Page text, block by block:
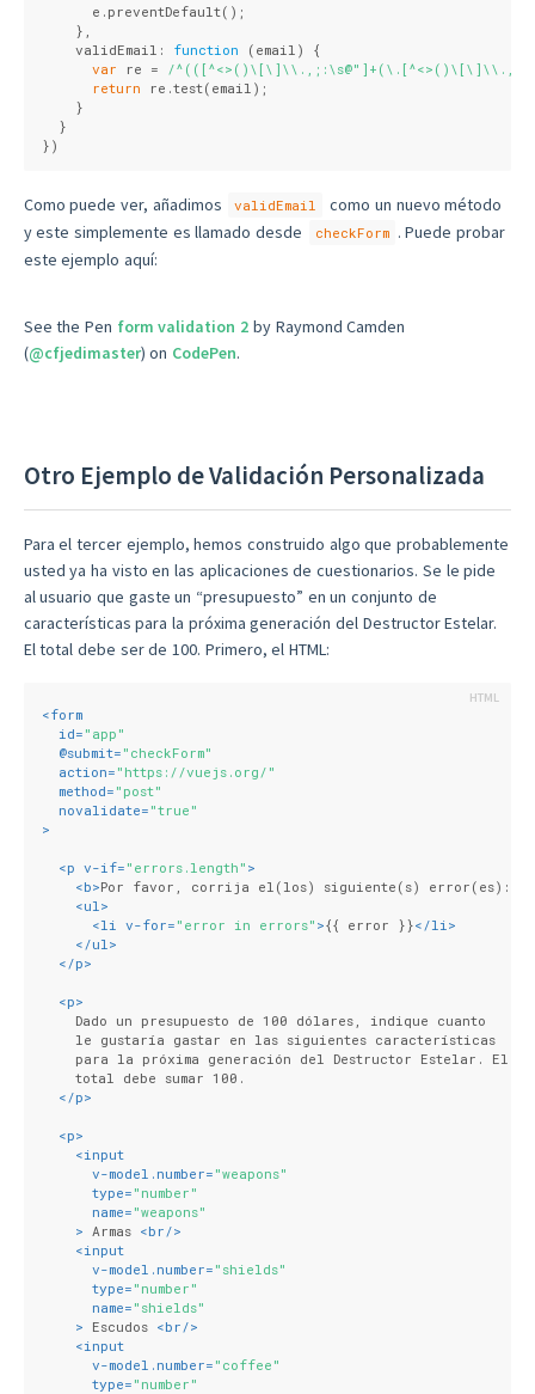
      e.preventDefault();
    },
    validEmail:
function ( email ) {
var re =
/
return re.test(email);
    }
  }
})
Como puede ver, añadimos validEmail
como un nuevo método
y este simplemente es llamado desde
checkForm . Puede probar
este ejemplo aquí:
See the Pen form validation 2 by Raymond Camden
(@cfjedimaster) on CodePen.
Otro Ejemplo de Validación Personalizada
Para el tercer ejemplo, hemos construido algo que probablemente
usted ya ha visto en las aplicaciones de cuestionarios. Se le pide
al usuario que gaste un “presupuesto” en un conjunto de
características para la próxima generación del Destructor Estelar.
El total debe ser de 100. Primero, el HTML:
<form
id= "app"
  @
submit= "checkForm"
action= "https://vuejs.org/"
method= "post"
novalidate= "true"
>
<p v-if= "errors.length" >
<b>Por favor, corrija el(los) siguiente(s) error(es):
<ul >
<li v-for= "error in errors" >{{ error }}</li >
</ul >
</p>
<p>
    Dado un presupuesto de 100 dólares, indique cuanto
    le gustaría gastar en las siguientes características
    para la próxima generación del Destructor Estelar. El
    total debe sumar 100.
</p>
<p>
<input
v-model.number= "weapons"
type= "number"
name= "weapons"
    >
Armas <br />
<input
v-model.number= "shields"
type= "number"
name= "shields"
    >
Escudos <br />
<input
v-model.number= "coffee"
type= "number"